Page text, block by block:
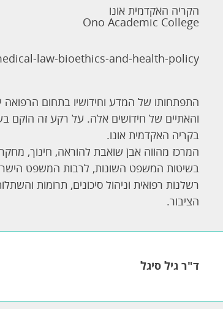
הקריה האקדמית אונו
Ono Academic College
law-bioethics-and-health-policy
התפתחותו של המדע וחידושיו בתחום הרפואה
בקריה האקדמית אונו.
המרכז מהווה אבן שואבת להוראה, חינוך, מחקר,
בשיטות המשפט השונות, לרבות המשפט
רשלנות רפואית וניהול סיכונים, תרומות
הציבור.
ד"ר גיל סיגל